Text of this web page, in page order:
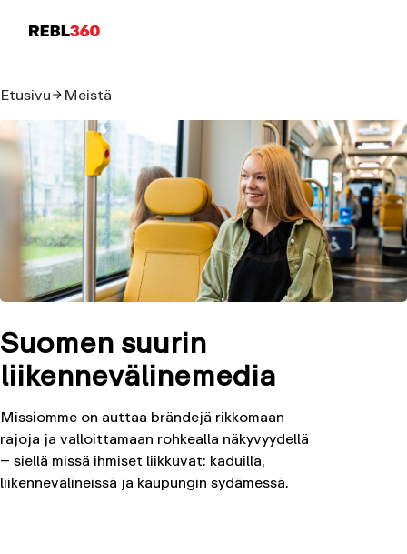
Etusivu Meistä
Suomen suurin
liikennevälinemedia
Missiomme on auttaa brändejä rikkomaan
rajoja ja valloittamaan rohkealla näkyvyydellä
– siellä missä ihmiset liikkuvat: kaduilla,
liikennevälineissä ja kaupungin sydämessä.